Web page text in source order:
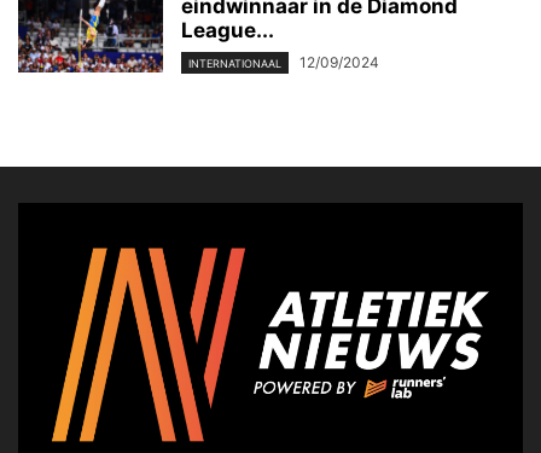
eindwinnaar in de Diamond
League...
INTERNATIONAAL 12/09/2024